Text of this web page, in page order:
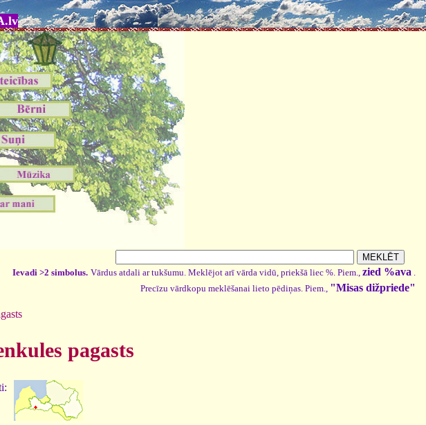
Ievadi >2 simbolus. Vārdus atdali ar tukšumu. Meklējot arī vārda vidū, priekšā liec %. Piem., zied %ava .
Precīzu vārdkopu meklēšanai lieto pēdiņas. Piem., "Misas dižpriede"
pagasts